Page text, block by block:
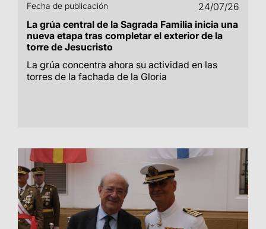
Fecha de publicación
24/07/26
La grúa central de la Sagrada Familia inicia una
nueva etapa tras completar el exterior de la
torre de Jesucristo
La grúa concentra ahora su actividad en las
torres de la fachada de la Gloria